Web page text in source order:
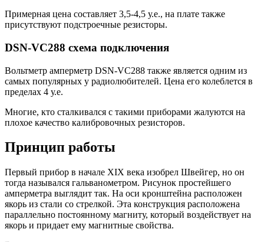
Примерная цена составляет 3,5-4,5 у.е., на плате также
присутствуют подстроечные резисторы.
DSN-VC288 схема подключения
Вольтметр амперметр DSN-VC288 также является одним из
самых популярных у радиолюбителей. Цена его колеблется в
пределах 4 у.е.
Многие, кто сталкивался с такими приборами жалуются на
плохое качество калибровочных резисторов.
Принцип работы
Первый прибор в начале XIX века изобрел Швейгер, но он
тогда назывался гальванометром. Рисунок простейшего
амперметра выглядит так. На оси кронштейна расположен
якорь из стали со стрелкой. Эта конструкция расположена
параллельно постоянному магниту, который воздействует на
якорь и придает ему магнитные свойства.